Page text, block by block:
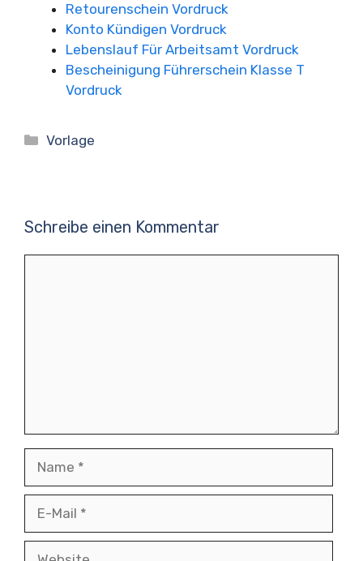
Retourenschein Vordruck
Konto Kündigen Vordruck
Lebenslauf Für Arbeitsamt Vordruck
Bescheinigung Führerschein Klasse T
Vordruck
Kategorien
Vorlage
Schreibe einen Kommentar